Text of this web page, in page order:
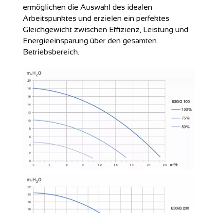
ermöglichen die Auswahl des idealen
Arbeitspunktes und erzielen ein perfektes
Gleichgewicht zwischen Effizienz, Leistung und
Energieeinsparung über den gesamten
Betriebsbereich.